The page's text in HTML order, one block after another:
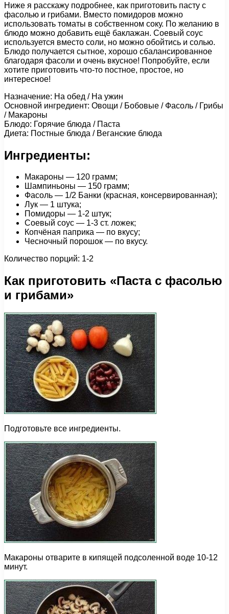
Ниже я расскажу подробнее, как приготовить пасту с
фасолью и грибами. Вместо помидоров можно
использовать томаты в собственном соку. По желанию в
блюдо можно добавить ещё баклажан. Соевый соус
используется вместо соли, но можно обойтись и солью.
Блюдо получается сытное, хорошо сбалансированное
благодаря фасоли и очень вкусное! Попробуйте, если
хотите приготовить что-то постное, простое, но
интересное!
Назначение: На обед / На ужин
Основной ингредиент: Овощи / Бобовые / Фасоль / Грибы
/ Макароны
Блюдо: Горячие блюда / Паста
Диета: Постные блюда / Веганские блюда
Ингредиенты:
Макароны — 120 грамм;
Шампиньоны — 150 грамм;
Фасоль — 1/2 Банки (красная, консервированная);
Лук — 1 штука;
Помидоры — 1-2 штук;
Соевый соус — 1-3 ст. ложек;
Копчёная паприка — по вкусу;
Чесночный порошок — по вкусу.
Количество порций: 1-2
Как приготовить «Паста с фасолью
и грибами»
Подготовьте все ингредиенты.
Макароны отварите в кипящей подсоленной воде 10-12
минут.